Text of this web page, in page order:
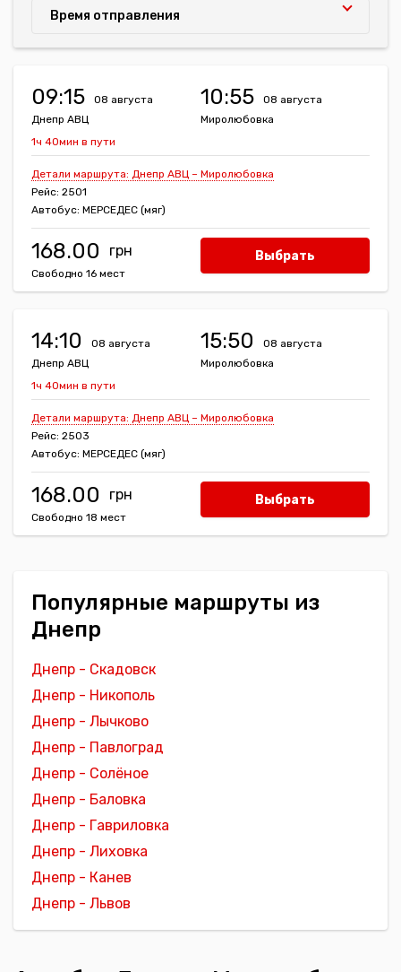
Время отправления
09:15
08 августа
Днепр АВЦ
10:55
08 августа
Миролюбовка
1ч 40мин в пути
Детали маршрута: Днепр АВЦ – Миролюбовка
Рейс: 2501
Автобус: МЕРСЕДЕС (мяг)
168.00
Свободно 16 мест
Выбрать
14:10
08 августа
Днепр АВЦ
15:50
08 августа
Миролюбовка
1ч 40мин в пути
Детали маршрута: Днепр АВЦ – Миролюбовка
Рейс: 2503
Автобус: МЕРСЕДЕС (мяг)
168.00
Свободно 18 мест
Выбрать
Популярные маршруты из
Днепр
Днепр - Скадовск
Днепр - Никополь
Днепр - Лычково
Днепр - Павлоград
Днепр - Солёное
Днепр - Баловка
Днепр - Гавриловка
Днепр - Лиховка
Днепр - Канев
Днепр - Львов